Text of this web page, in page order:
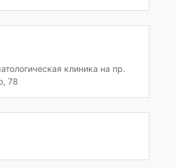
клиника на пр.
78